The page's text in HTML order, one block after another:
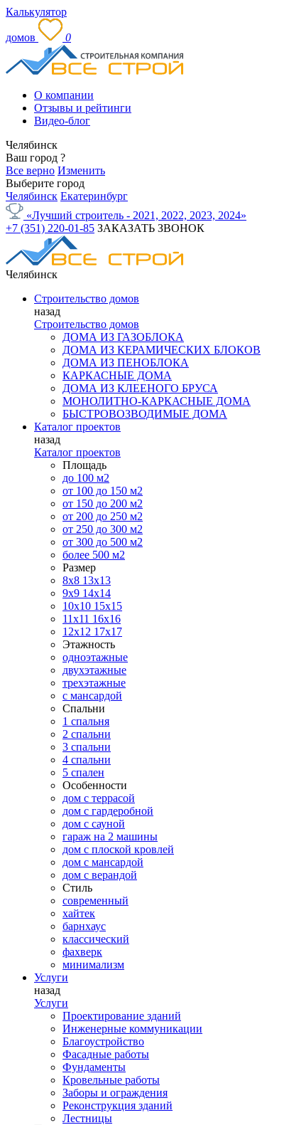
Калькулятор
домов 0
О компании
Отзывы и рейтинги
Видео-блог
Челябинск
Ваш город ?
Все верно Изменить
Выберите город
Челябинск Екатеринбург
«Лучший строитель - 2021, 2022, 2023, 2024»
+7 (351) 220-01-85 ЗАКАЗАТЬ ЗВОНОК
Челябинск
Строительство домов
назад
Строительство домов
ДОМА ИЗ ГАЗОБЛОКА
ДОМА ИЗ КЕРАМИЧЕСКИХ БЛОКОВ
ДОМА ИЗ ПЕНОБЛОКА
КАРКАСНЫЕ ДОМА
ДОМА ИЗ КЛЕЕНОГО БРУСА
МОНОЛИТНО-КАРКАСНЫЕ ДОМА
БЫСТРОВОЗВОДИМЫЕ ДОМА
Каталог проектов
назад
Каталог проектов
Площадь
до 100 м2
от 100 до 150 м2
от 150 до 200 м2
от 200 до 250 м2
от 250 до 300 м2
от 300 до 500 м2
более 500 м2
Размер
8х8 13х13
9х9 14х14
10х10 15х15
11x11 16х16
12х12 17х17
Этажность
одноэтажные
двухэтажные
трехэтажные
с мансардой
Спальни
1 спальня
2 спальни
3 спальни
4 спальни
5 спален
Особенности
дом с террасой
дом с гардеробной
дом с сауной
гараж на 2 машины
дом с плоской кровлей
дом с мансардой
дом с верандой
Стиль
современный
хайтек
барнхаус
классический
фахверк
минимализм
Услуги
назад
Услуги
Проектирование зданий
Инженерные коммуникации
Благоустройство
Фасадные работы
Фундаменты
Кровельные работы
Заборы и ограждения
Реконструкция зданий
Лестницы